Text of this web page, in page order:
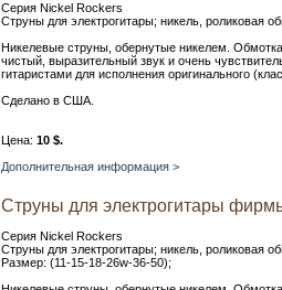
Серия Nickel Rockers
Струны для электрогитары; никель, роликовая
Никелевые струны, обернутые никелем.
чистый, выразительный звук и очень
гитаристами для исполнения оригинального
Сделано в США.
Цена: 10 $.
Дополнительная информация >
Струны для электрогитары
Серия Nickel Rockers
Струны для электрогитары; никель, роликовая
Размер: (11-15-18-26w-36-50);